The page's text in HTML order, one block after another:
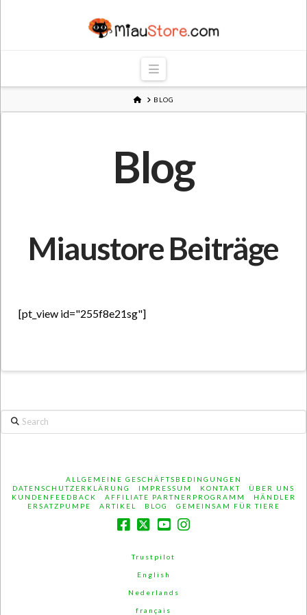
Navigation
HOMEBLOG
Blog
Miaustore Beiträge
[pt_view id="255f8e21sg"]
Search
ALLGEMEINE GESCHÄFTSBEDINGUNGEN
DATENSCHUTZERKLÄRUNG
IMPRESSUM KONTAKT
ÜBER UNS
KUNDENFEEDBACK
AFFILIATE PARTNERPROGRAMM
HÄNDLER
ERSATZPUMPE
ARTIKEL BLOG GEMEINSAM FÜR TIERE
Trustpilot
English
Nederlands
français